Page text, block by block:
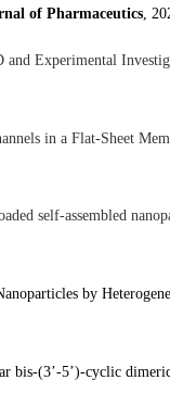
of Pharmaceutics,
Experimental
in a Flat-Sheet
self-assembled
by
bis-(3’-5’)-cyclic